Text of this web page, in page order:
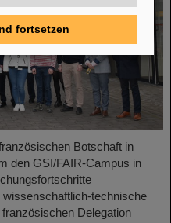
Botschaft in
den GSI/FAIR-Campus in
wissenschaftlich-technische
Delegation
fortsetzen